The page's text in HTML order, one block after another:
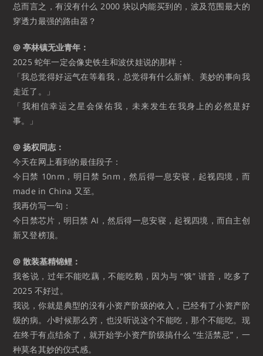
总而言之，有没有什么 2000 块以内能买到的，波及范围最大的
穿透力最强的路由器？
@ 亭林镇无业青年：
2025 蛇年一定会像史铁生和波伏娃说的那样：
「我总觉得好运气在等着我，总觉得有什么新鲜、美妙的事向我
走近了。」
「我相信幸运之星会保佑我，未来发生在我身上的必然是好
事。」 ​​​
@ 扬权同志：
今天在网上看到的最佳段子：
今日禁 10nm，明日禁 5nm，然后得一息安寝，起视四境，而
made in China 又至。
我再仿写一句：
今日禁芯片，明日禁 AI，然后得一息安寝，起视四境，而自主创
新又登榜顶。
@ 散装基精锦鲤：
我爸说，过年不能吃藕，不能吃鹅，因为与 “饿” 谐音，吃多了
2025 不好过。
我说，你就是典型的没有小资产阶级的收入，已经有了小资产阶
级的病。小时候那么穷，也没听说这个不能吃，那个不能吃。现
在终于有点结余了，就开始学小资产阶级搞什么 “生活禁忌”，一
种莫名其妙的仪式感。 ​​​